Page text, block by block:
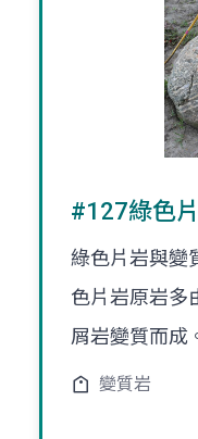
#127綠色
綠色片岩與變
色片岩原岩多
屑岩變質而成
變質岩